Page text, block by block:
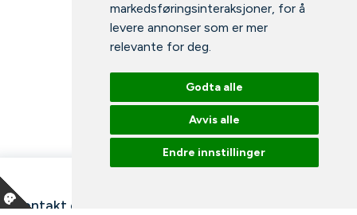
markedsføringsinteraksjoner, for å
levere annonser som er mer
relevante for deg.
Godta alle
Avvis alle
Endre innstillinger
Kontakt oss